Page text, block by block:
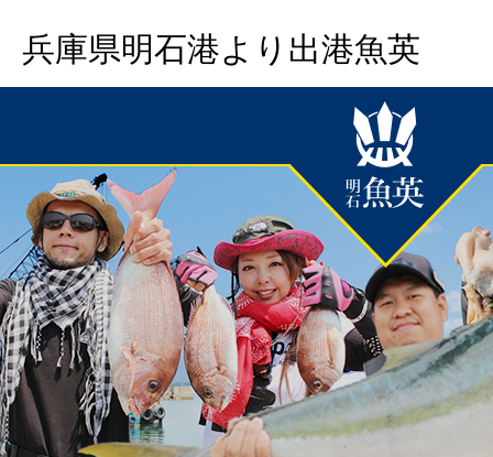
兵庫県明石港より出港魚英